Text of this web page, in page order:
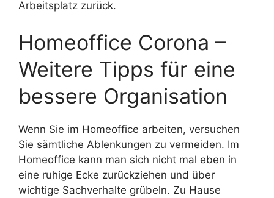
Arbeitsplatz zurück.
Homeoffice Corona –
Weitere Tipps für eine
bessere Organisation
Wenn Sie im Homeoffice arbeiten, versuchen
Sie sämtliche Ablenkungen zu vermeiden. Im
Homeoffice kann man sich nicht mal eben in
eine ruhige Ecke zurückziehen und über
wichtige Sachverhalte grübeln. Zu Hause